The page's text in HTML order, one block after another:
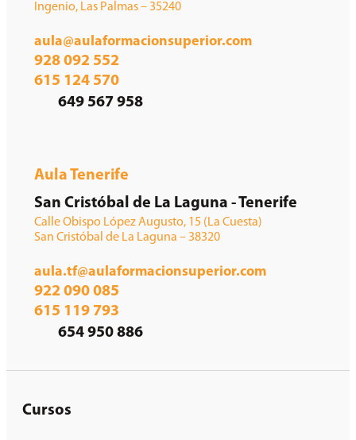
Ingenio, Las Palmas – 35240
aula@aulaformacionsuperior.com
928 092 552
615 124 570
649 567 958
Aula Tenerife
San Cristóbal de La Laguna - Tenerife
Calle Obispo López Augusto, 15 (La Cuesta)
San Cristóbal de La Laguna – 38320
aula.tf@aulaformacionsuperior.com
922 090 085
615 119 793
654 950 886
Cursos